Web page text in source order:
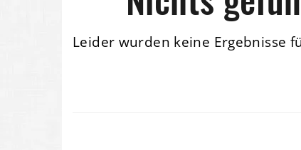
Leider wurden keine Ergebnisse